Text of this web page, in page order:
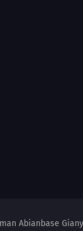
Abianbase